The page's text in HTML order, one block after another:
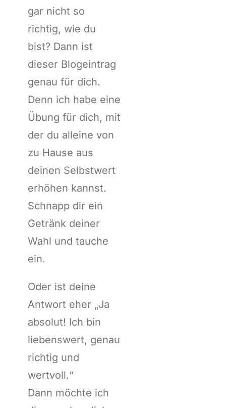
gar nicht so
richtig, wie du
bist? Dann ist
dieser Blogeintrag
genau für dich.
Denn ich habe eine
Übung für dich, mit
der du alleine von
zu Hause aus
deinen Selbstwert
erhöhen kannst.
Schnapp dir ein
Getränk deiner
Wahl und tauche
ein.
Oder ist deine
Antwort eher „Ja
absolut! Ich bin
liebenswert, genau
richtig und
wertvoll.“
Dann möchte ich